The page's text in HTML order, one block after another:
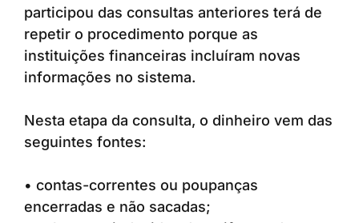
participou das consultas anteriores terá de
repetir o procedimento porque as
instituições financeiras incluíram novas
informações no sistema.
Nesta etapa da consulta, o dinheiro vem das
seguintes fontes:
• contas-correntes ou poupanças
encerradas e não sacadas;